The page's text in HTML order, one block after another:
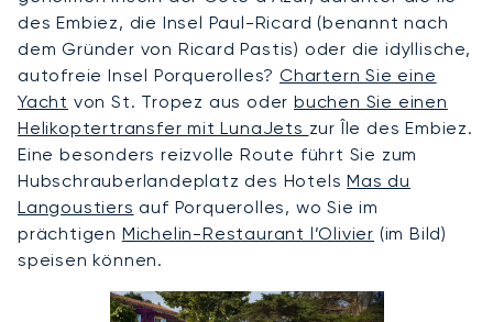
des Embiez, die Insel Paul-Ricard (benannt nach
dem Gründer von Ricard Pastis) oder die idyllische,
autofreie Insel Porquerolles?Chartern Sie eine
Yacht von St. Tropez aus oderbuchen Sie einen
Helikoptertransfer mit LunaJets zur Île des Embiez.
Eine besonders reizvolle Route führt Sie zum
Hubschrauberlandeplatz des HotelsMas du
Langoustiers auf Porquerolles, wo Sie im
prächtigen Michelin-Restaurant l’Olivier (im Bild)
speisen können.